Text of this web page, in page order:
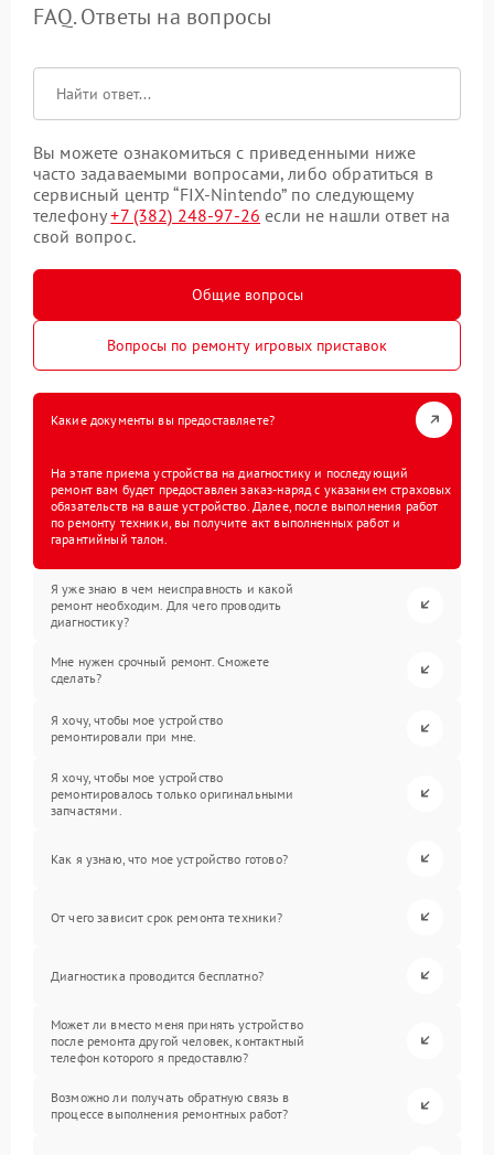
FAQ. Ответы на вопросы
Вы можете ознакомиться с приведенными ниже
часто задаваемыми вопросами, либо обратиться в
сервисный центр “FIX-Nintendo” по следующему
телефону+7 (382) 248-97-26 если не нашли ответ на
свой вопрос.
Общие вопросы
Вопросы по ремонту игровых приставок
Какие документы вы предоставляете?
На этапе приема устройства на диагностику и последующий
ремонт вам будет предоставлен заказ-наряд с указанием страховых
обязательств на ваше устройство. Далее, после выполнения работ
по ремонту техники, вы получите акт выполненных работ и
гарантийный талон.
Я уже знаю в чем неисправность и какой
ремонт необходим. Для чего проводить
диагностику?
Мне нужен срочный ремонт. Сможете
сделать?
Я хочу, чтобы мое устройство
ремонтировали при мне.
Я хочу, чтобы мое устройство
ремонтировалось только оригинальными
запчастями.
Как я узнаю, что мое устройство готово?
От чего зависит срок ремонта техники?
Диагностика проводится бесплатно?
Может ли вместо меня принять устройство
после ремонта другой человек, контактный
телефон которого я предоставлю?
Возможно ли получать обратную связь в
процессе выполнения ремонтных работ?